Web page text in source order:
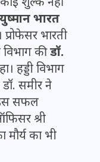
शुल्क नहीं
भारत
भारती
कीडॉ.
हड्डी विभाग
समीर ने
इस सफल
श्री
मौर्य का भी